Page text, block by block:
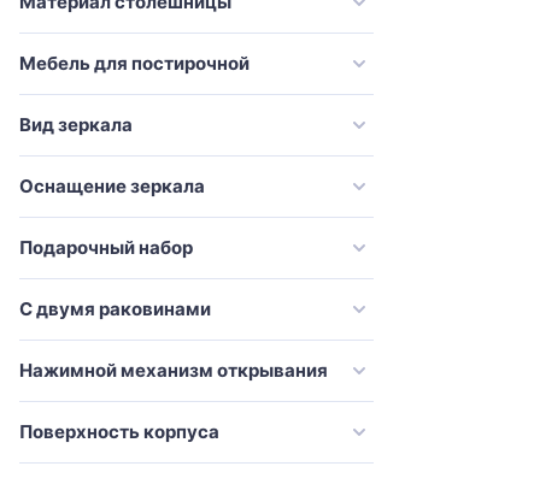
Эстет
Мебель для постирочной
Вид зеркала
Оснащение зеркала
Подарочный набор
С двумя раковинами
Нажимной механизм открывания
Поверхность корпуса